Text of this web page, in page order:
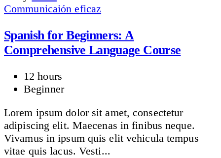
Communicaión eficaz
Spanish for Beginners: A
Comprehensive Language Course
12 hours
Beginner
Lorem ipsum dolor sit amet, consectetur
adipiscing elit. Maecenas in finibus neque.
Vivamus in ipsum quis elit vehicula tempus
vitae quis lacus. Vesti...